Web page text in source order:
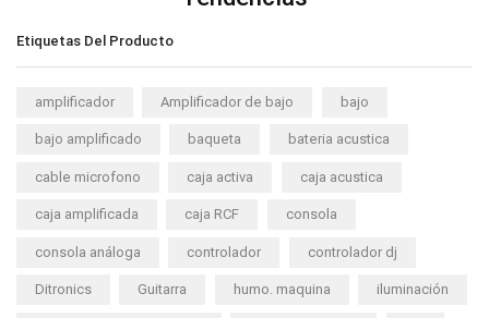
Etiquetas Del Producto
amplificador Amplificador de bajo bajo
bajo amplificado baqueta bateria acustica
cable microfono caja activa caja acustica
caja amplificada caja RCF consola
consola análoga controlador controlador dj
Ditronics Guitarra humo. maquina iluminación